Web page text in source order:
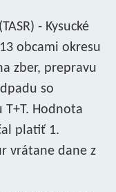
- Kysucké
obcami okresu
zber, prepravu
so
Hodnota
platiť 1.
vrátane dane z